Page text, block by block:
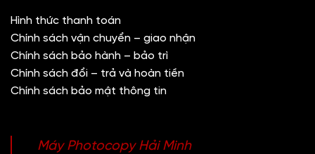
Hình thức thanh toán
Chính sách vận chuyển – giao nhận
Chính sách bảo hành – bảo trì
Chính sách đổi – trả và hoàn tiền
Chính sách bảo mật thông tin
Máy Photocopy Hải Minh